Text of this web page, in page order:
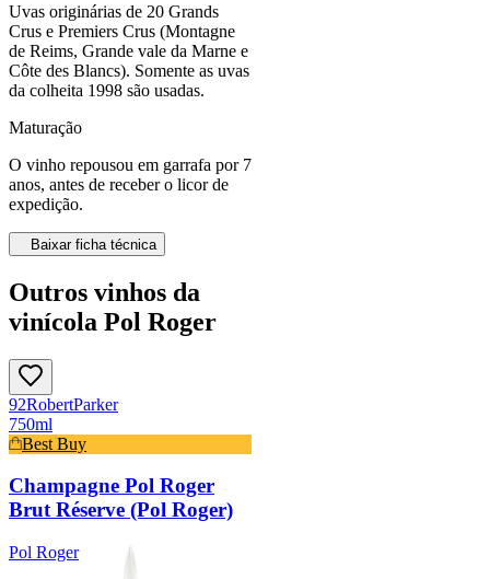
Uvas originárias de 20 Grands
Crus e Premiers Crus (Montagne
de Reims, Grande vale da Marne e
Côte des Blancs). Somente as uvas
da colheita 1998 são usadas.
Maturação
O vinho repousou em garrafa por 7
anos, antes de receber o licor de
expedição.
Baixar ficha técnica
Outros vinhos da
vinícola Pol Roger
92RobertParker
750ml
Best Buy
Champagne Pol Roger
Brut Réserve (Pol Roger)
Pol Roger